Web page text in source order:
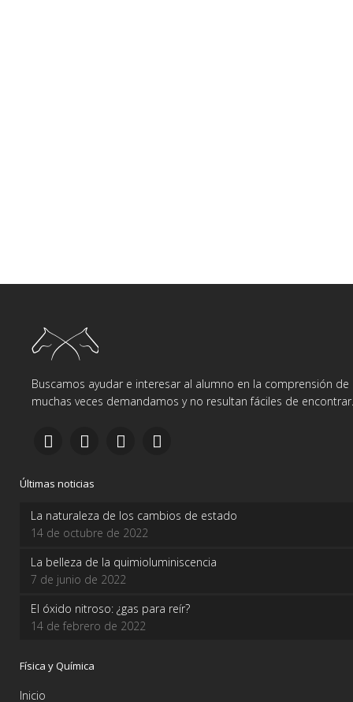
Buscamos ayudar e interesar al alumno en la comprensión
muchas veces demandamos y no resultan fáciles de encontrar.
Últimas noticias
La naturaleza de los cambios de estado
14 de octubre de 2022
La belleza de la quimioluminiscencia
7 de junio de 2022
El óxido nitroso: ¿gas para reír?
14 de febrero de 2022
Física y Química
Inicio